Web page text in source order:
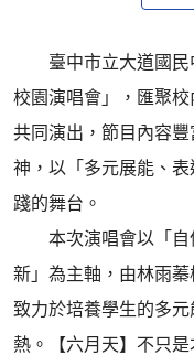
臺中市立大道國民中
校園演唱會」，匯聚
共同演出，節目內容
神，以「多元展能、
踐的舞台。
本次演唱會以「自
新」為主軸，由林雨
致力於培養學生的多
熱。【六月天】不只